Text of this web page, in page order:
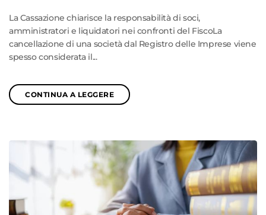
La Cassazione chiarisce la responsabilità di soci,
amministratori e liquidatori nei confronti del FiscoLa
cancellazione di una società dal Registro delle Imprese viene
spesso considerata il...
CONTINUA A LEGGERE